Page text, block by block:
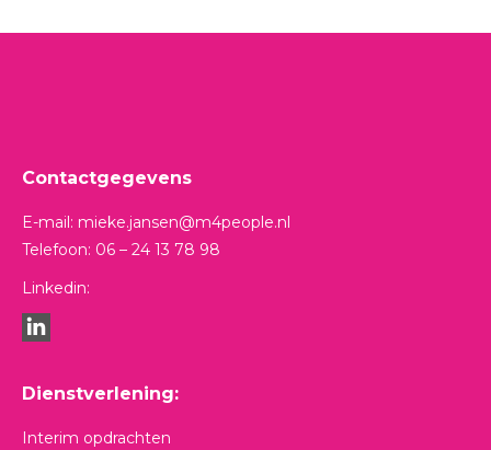
Contactgegevens
E-mail: mieke.jansen@m4people.nl
Telefoon: 06 – 24 13 78 98
Linkedin:
Linkedin
Dienstverlening:
Interim opdrachten